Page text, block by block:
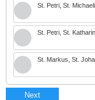
St. Petri, St.
St. Petri, St.
St. Markus, St.
Next